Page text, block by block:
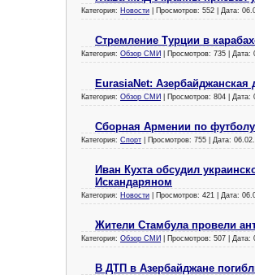
Категория: Новости | Просмотров: 552 | Дата:
Стремление Турции в
Категория: Обзор СМИ | Просмотров: 735 | Дата:
EurasiaNet: Азербайджанская
Категория: Обзор СМИ | Просмотров: 804 | Дата:
Сборная Армении по
Категория: Спорт | Просмотров: 755 | Дата:
Иван Кухта обсудил
Искандаряном
Категория: Новости | Просмотров: 421 | Дата:
Жители Стамбула провели
Категория: Обзор СМИ | Просмотров: 507 | Дата:
В ДТП в Азербайджане